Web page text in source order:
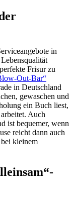
in
Frisur zu
Out-Bar“
in Deutschland
gewaschen und
ein Buch liest,
Auch
ist bequemer, wenn
reicht dann auch
kleinem